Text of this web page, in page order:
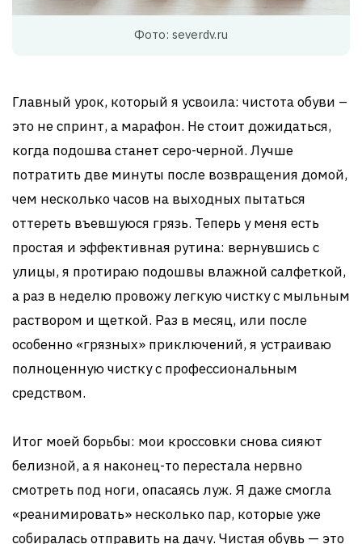
Фото: severdv.ru
Главный урок, который я усвоила: чистота обуви –
это не спринт, а марафон. Не стоит дожидаться,
когда подошва станет серо-черной. Лучше
потратить две минуты после возвращения домой,
чем несколько часов на выходных пытаться
оттереть въевшуюся грязь. Теперь у меня есть
простая и эффективная рутина: вернувшись с
улицы, я протираю подошвы влажной салфеткой,
а раз в неделю провожу легкую чистку с мыльным
раствором и щеткой. Раз в месяц, или после
особенно «грязных» приключений, я устраиваю
полноценную чистку с профессиональным
средством.
Итог моей борьбы: мои кроссовки снова сияют
белизной, а я наконец-то перестала нервно
смотреть под ноги, опасаясь луж. Я даже смогла
«реанимировать» несколько пар, которые уже
собиралась отправить на дачу. Чистая обувь — это